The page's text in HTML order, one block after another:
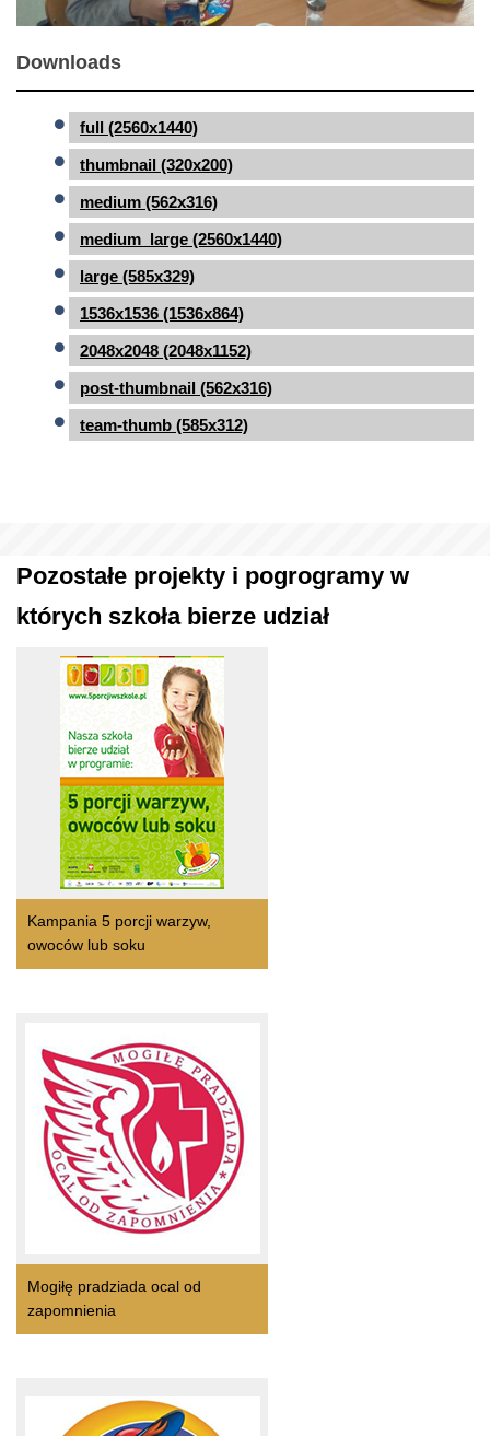
Downloads
full (2560x1440)
thumbnail (320x200)
medium (562x316)
medium_large (2560x1440)
large (585x329)
1536x1536 (1536x864)
2048x2048 (2048x1152)
post-thumbnail (562x316)
team-thumb (585x312)
Pozostałe projekty i pogrogramy w
których szkoła bierze udział
Kampania 5 porcji warzyw,
owoców lub soku
Mogiłę pradziada ocal od
zapomnienia